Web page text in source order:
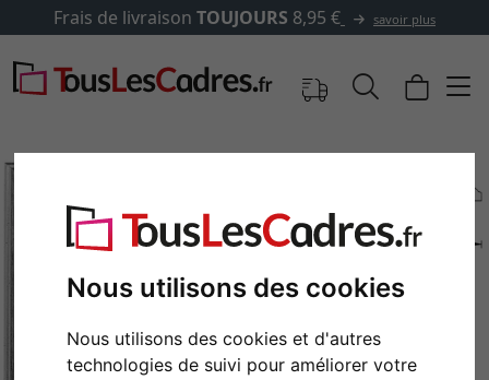
Nous utilisons des cookies
Nous utilisons des cookies et d'autres
technologies de suivi pour améliorer votre
de livraisonTOUJOURS8,95 € savoir plus